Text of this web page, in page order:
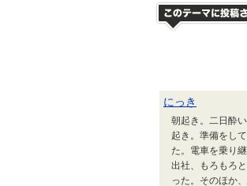
にっき
朝起き。二日酔
起き。準備をし
た。電車を乗り
出社、もろもろ
った。そのほか